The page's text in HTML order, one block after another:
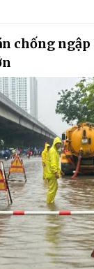
chống